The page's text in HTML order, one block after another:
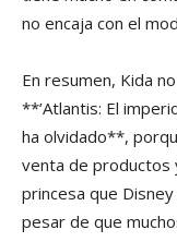
no encaja con el
En resumen, Kida
**’Atlantis: El
ha olvidado**,
venta de productos
princesa que
pesar de que